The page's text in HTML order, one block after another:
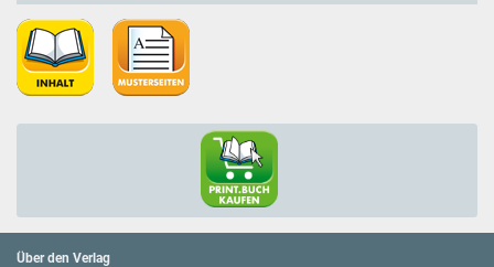
Über den Verlag